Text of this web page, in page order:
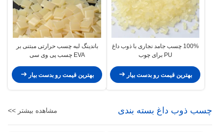
100% چسب جامد نجاری با ذوب داغ
PU برای چوب
بهترین قیمت رو بدست بیار
باندینگ لبه چسب حرارتی مبتنی بر
EVA چسب پی وی سی
بهترین قیمت رو بدست بیار
چسب ذوب داغ بسته بندی مشاهده بیشتر >>